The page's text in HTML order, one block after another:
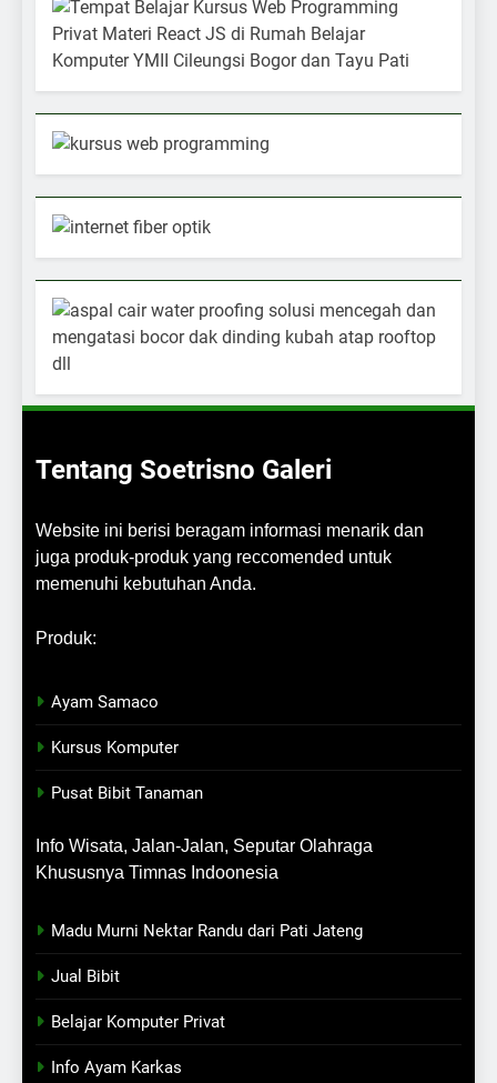
Tentang Soetrisno Galeri
Website ini berisi beragam informasi menarik dan
juga produk-produk yang reccomended untuk
memenuhi kebutuhan Anda.
Produk:
Ayam Samaco
Kursus Komputer
Pusat Bibit Tanaman
Info Wisata, Jalan-Jalan, Seputar Olahraga
Khususnya Timnas Indoonesia
Madu Murni Nektar Randu dari Pati Jateng
Jual Bibit
Belajar Komputer Privat
Info Ayam Karkas